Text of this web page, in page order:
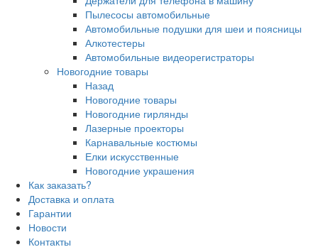
Пылесосы автомобильные
Автомобильные подушки для шеи и поясницы
Алкотестеры
Автомобильные видеорегистраторы
Новогодние товары
Назад
Новогодние товары
Новогодние гирлянды
Лазерные проекторы
Карнавальные костюмы
Елки искусственные
Новогодние украшения
Как заказать?
Доставка и оплата
Гарантии
Новости
Контакты